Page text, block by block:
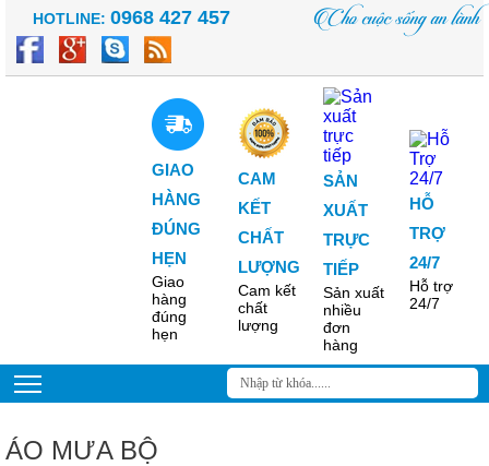
HOTLINE: 0968 427 457 Cho cuộc sống an lành
GIAO
HÀNG
ĐÚNG
HẸN
Giao
hàng
đúng
hẹn
CAM
KẾT
CHẤT
LƯỢNG
Cam kết
chất
lượng
SẢN
XUẤT
TRỰC
TIẾP
Sản xuất
nhiều
đơn
hàng
HỖ
TRỢ
24/7
Hỗ trợ
24/7
ÁO MƯA BỘ